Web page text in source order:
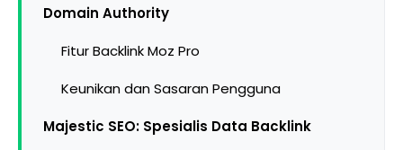
Domain Authority
Fitur Backlink Moz Pro
Keunikan dan Sasaran Pengguna
Majestic SEO: Spesialis Data Backlink